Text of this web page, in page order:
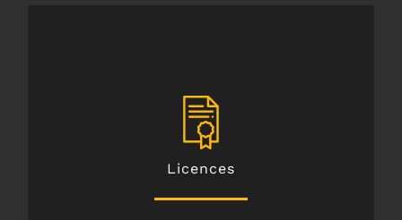
Licences
licences taxi : 2 à Guingamp, 1 à Pabu, 1 à Grâces
et 1 à Ploumagoar. Ceci nous permet de vous
assurer un service fiable, efficace et de qualité